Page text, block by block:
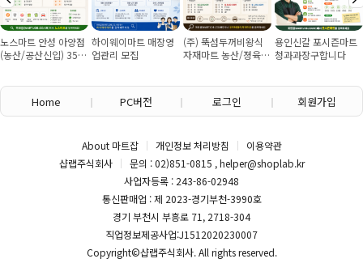
노스마트 안성 아양점
(농산/공산신입) 355
하이웨이마트 매장영
업관리 모집
(주) 뚝섬두꺼비왕식
자재마트 농산/졍육/
용인신갈 포시즌마트
청과과장구합니다
Home PC버전 로그인 회원가입
About 마트잡 개인정보 처리방침
이용약관
샵랩주식회사
문의 : 02)851-0815 , helper@shoplab.kr
사업자등록 : 243-86-02948
통신판매업 : 제 2023-경기부천-3990호
경기 부천시 부흥로 71, 2718-304
직업정보제공사업:J1512020230007
Copyright©샵랩주식회사. All rights reserved.